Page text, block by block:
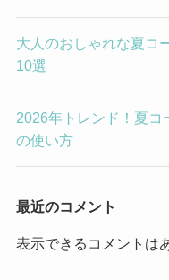
大人のおしゃれな夏コ
10選
2026年トレンド！夏コ
の使い方
最近のコメント
表示できるコメントは